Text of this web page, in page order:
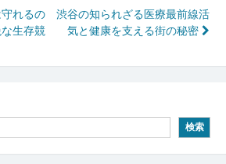
れるの
生存競
渋谷の知られざる医療最前線活
気と健康を支える街の秘密
検索